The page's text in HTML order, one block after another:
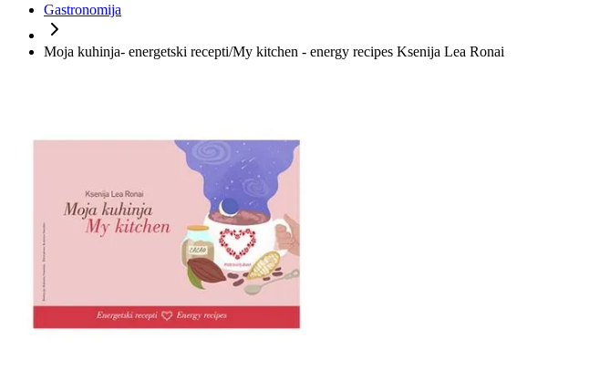
Gastronomija
Moja kuhinja- energetski recepti/My kitchen - energy recipes Ksenija Lea Ronai